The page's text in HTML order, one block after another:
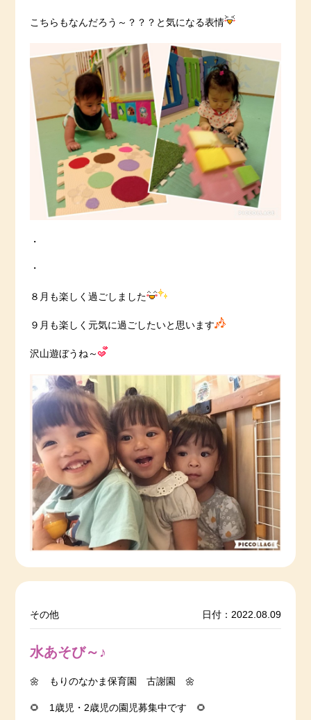
こちらもなんだろう～？？？と気になる表情
・
・
８月も楽しく過ごしました
９月も楽しく元気に過ごしたいと思います
沢山遊ぼうね～
その他 日付：2022.08.09
水あそび～♪
🌼 もりのなかま保育園 古謝園 🌼
🌻 1歳児・2歳児の園児募集中です 🌻